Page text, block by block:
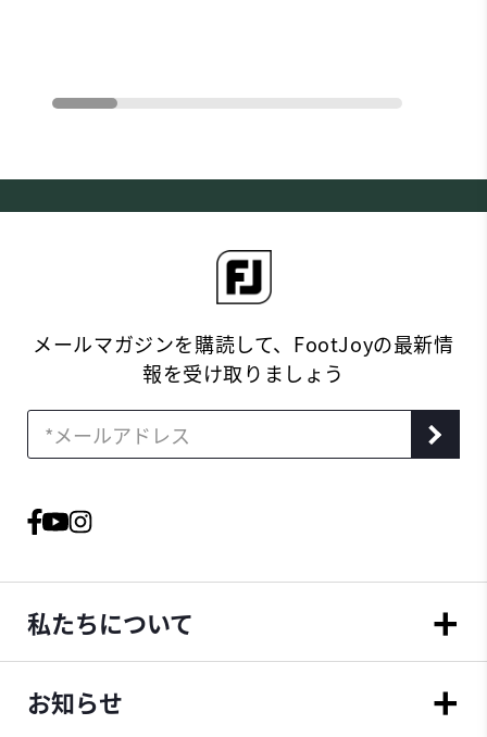
メールマガジンを購読して、FootJoyの最新情
報を受け取りましょう
私たちについて
お知らせ